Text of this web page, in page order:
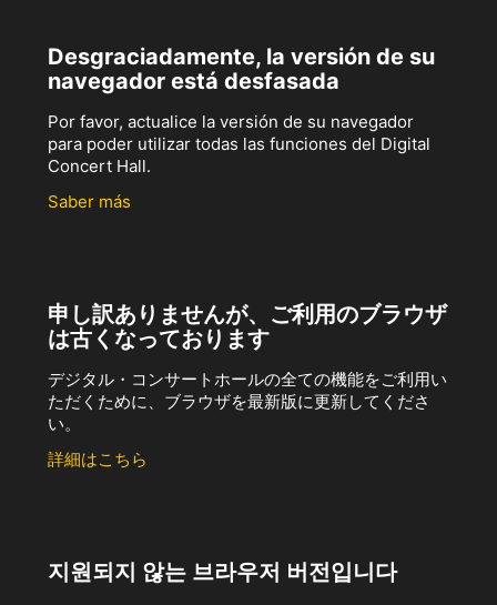
Desgraciadamente, la versión de su
navegador está desfasada
Por favor, actualice la versión de su navegador
para poder utilizar todas las funciones del Digital
Concert Hall.
Saber más
申し訳ありませんが、ご利用のブラウザ
は古くなっております
デジタル・コンサートホールの全ての機能をご利用い
ただくために、ブラウザを最新版に更新してくださ
い。
詳細はこちら
지원되지 않는 브라우저 버전입니다